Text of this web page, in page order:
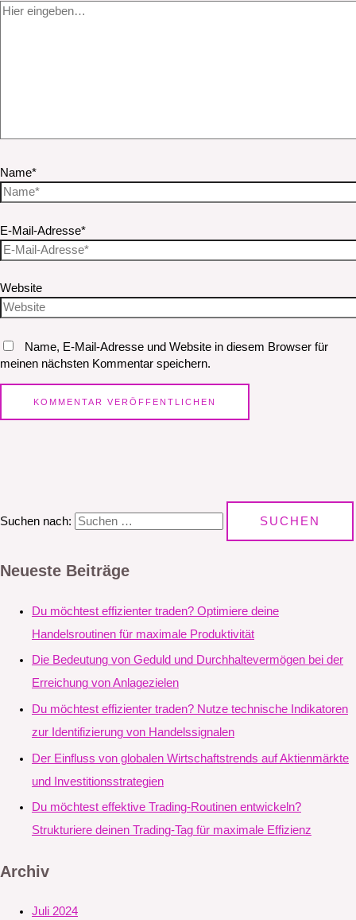
Name*
E-Mail-Adresse*
Website
Name, E-Mail-Adresse und Website in diesem Browser für
meinen nächsten Kommentar speichern.
Suchen nach:
Neueste Beiträge
Du möchtest effizienter traden? Optimiere deine
Handelsroutinen für maximale Produktivität
Die Bedeutung von Geduld und Durchhaltevermögen bei der
Erreichung von Anlagezielen
Du möchtest effizienter traden? Nutze technische Indikatoren
zur Identifizierung von Handelssignalen
Der Einfluss von globalen Wirtschaftstrends auf Aktienmärkte
und Investitionsstrategien
Du möchtest effektive Trading-Routinen entwickeln?
Strukturiere deinen Trading-Tag für maximale Effizienz
Archiv
Juli 2024